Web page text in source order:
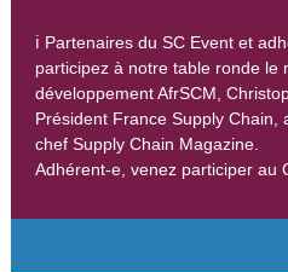
ℹ️ Partenaires du SC Event et
participez à notre table ronde le
développement AfrSCM,
Président France Supply
chef Supply Chain Magazine.
Adhérent-e, venez participer au